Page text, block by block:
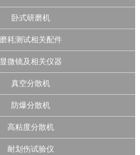
卧式研磨机
磨耗测试相关配件
显微镜及相关仪器
真空分散机
防爆分散机
高粘度分散机
耐划伤试验仪